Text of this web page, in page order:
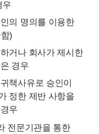
우
의 명의를 이용한
)
거나 회사가 제시한
경우
책사유로 승인이
정한 제반 사항을
우
전문기관을 통한